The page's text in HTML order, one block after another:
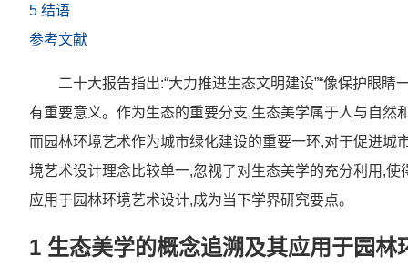
5 结语
参考文献
二十大报告指出:“大力推进生态文明建设”“像保护眼
有重要意义。作为生态的重要分支,生态美学属于人与自然
而园林环境艺术作为城市绿化建设的重要一环,对于促进
境艺术设计理念比较单一,忽视了对生态美学的充分利用,
应用于园林环境艺术设计,成为当下学界研究要点。
1 生态美学的概念追溯及其应用于园林